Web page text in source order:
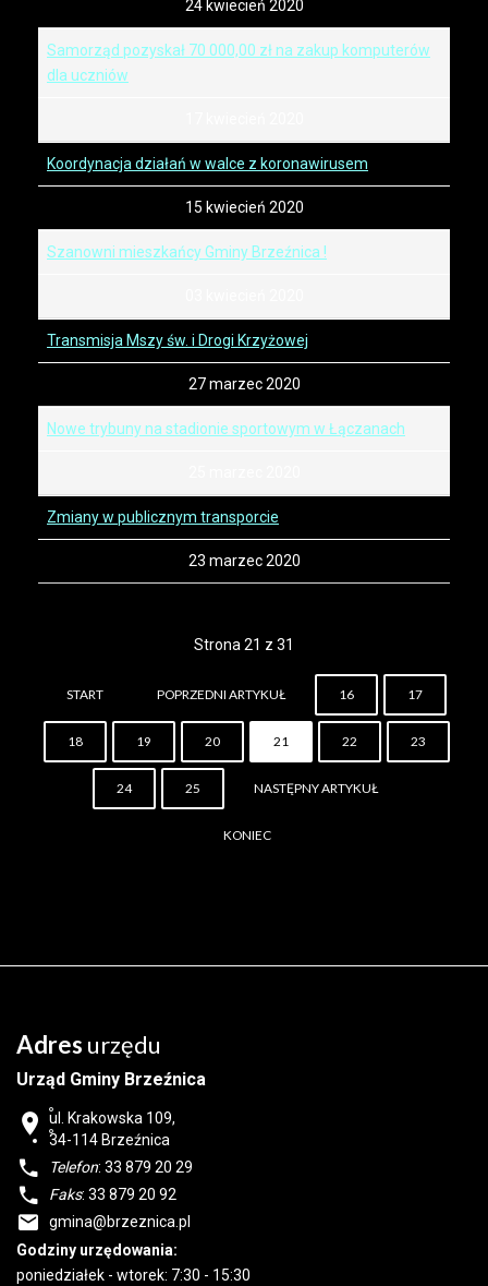
24 kwiecień 2020
Samorząd pozyskał 70 000,00 zł na zakup komputerów
dla uczniów
Koordynacja działań w walce z koronawirusem
15 kwiecień 2020
Szanowni mieszkańcy Gminy Brzeźnica !
Transmisja Mszy św. i Drogi Krzyżowej
27 marzec 2020
Nowe trybuny na stadionie sportowym w Łączanach
Zmiany w publicznym transporcie
23 marzec 2020
Strona 21 z 31
START POPRZEDNI ARTYKUŁ 16 17
18 19 20 21 22 23
24 25 NASTĘPNY ARTYKUŁ
KONIEC
Adres urzędu
Urząd Gminy Brzeźnica
ul. Krakowska 109,
34-114 Brzeźnica
Telefon: 33 879 20 29
Faks: 33 879 20 92
gmina@brzeznica.pl
Godziny urzędowania:
poniedziałek - wtorek: 7:30 - 15:30